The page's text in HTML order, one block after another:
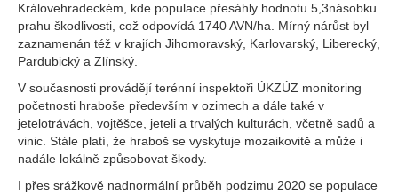
Královehradeckém, kde populace přesáhly hodnotu 5,3násobku
prahu škodlivosti, což odpovídá 1740 AVN/ha. Mírný nárůst byl
zaznamenán též v krajích Jihomoravský, Karlovarský, Liberecký,
Pardubický a Zlínský.
V současnosti provádějí terénní inspektoři ÚKZÚZ monitoring
početnosti hraboše především v ozimech a dále také v
jetelotrávách, vojtěšce, jeteli a trvalých kulturách, včetně sadů a
vinic. Stále platí, že hraboš se vyskytuje mozaikovitě a může i
nadále lokálně způsobovat škody.
I přes srážkově nadnormální průběh podzimu 2020 se populace